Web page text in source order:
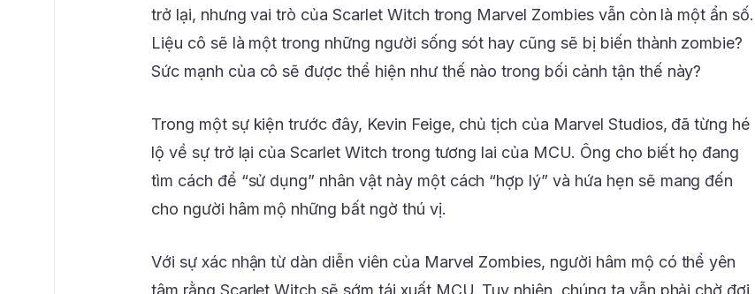
trở lại, nhưng vai trò của Scarlet Witch trong Marvel Zombies vẫn còn là một ẩn số.
Liệu cô sẽ là một trong những người sống sót hay cũng sẽ bị biến thành zombie?
Sức mạnh của cô sẽ được thể hiện như thế nào trong bối cảnh tận thế này?
Trong một sự kiện trước đây, Kevin Feige, chủ tịch của Marvel Studios, đã từng hé
lộ về sự trở lại của Scarlet Witch trong tương lai của MCU. Ông cho biết họ đang
tìm cách để “sử dụng” nhân vật này một cách “hợp lý” và hứa hẹn sẽ mang đến
cho người hâm mộ những bất ngờ thú vị.
Với sự xác nhận từ dàn diễn viên của Marvel Zombies, người hâm mộ có thể yên
tâm rằng Scarlet Witch sẽ sớm tái xuất MCU. Tuy nhiên, chúng ta vẫn phải chờ đợi